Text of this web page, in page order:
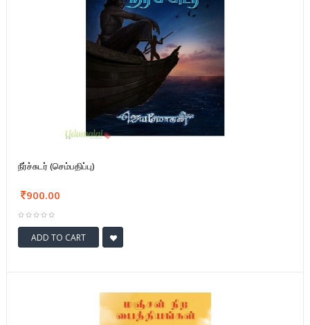
நீர்ச்சுடர் (செம்பதிப்பு)
900.00
ADD TO CART